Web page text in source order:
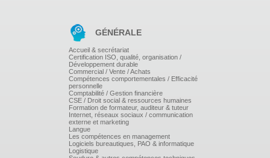
GÉNÉRALE
Accueil & secrétariat
Certification ISO, qualité, organisation /
Développement durable
Commercial / Vente / Achats
Compétences comportementales / Efficacité
personnelle
Comptabilité / Gestion financière
CSE / Droit social & ressources humaines
Formation de formateur, auditeur & tuteur
Internet, réseaux sociaux / communication
externe et marketing
Langue
Les compétences en management
Logiciels bureautiques, PAO & informatique
Logistique